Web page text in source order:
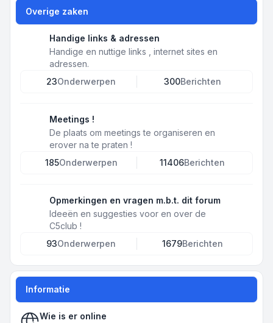
Overige zaken
Handige links & adressen
Handige en nuttige links , internet sites en
adressen.
23Onderwerpen 300Berichten
Meetings !
De plaats om meetings te organiseren en
erover na te praten !
185Onderwerpen 11406Berichten
Opmerkingen en vragen m.b.t. dit forum
Ideeën en suggesties voor en over de
C5club !
93Onderwerpen 1679Berichten
Informatie
Wie is er online